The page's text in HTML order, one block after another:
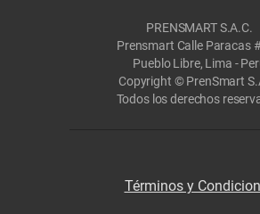
PRENSMART S.A.C.
Prensmart Calle Paracas
Pueblo Libre, Lima -
Copyright © PrenSmart
Todos los derechos
Términos y